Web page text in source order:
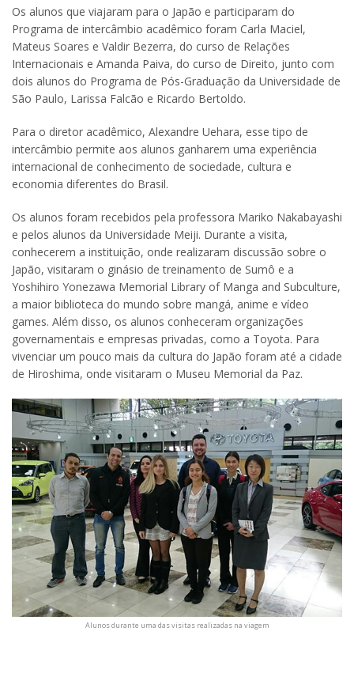
Os alunos que viajaram para o Japão e participaram do
Programa de intercâmbio acadêmico foram Carla Maciel,
Mateus Soares e Valdir Bezerra, do curso de Relações
Internacionais e Amanda Paiva, do curso de Direito, junto com
dois alunos do Programa de Pós-Graduação da Universidade de
São Paulo, Larissa Falcão e Ricardo Bertoldo.
Para o diretor acadêmico, Alexandre Uehara, esse tipo de
intercâmbio permite aos alunos ganharem uma experiência
internacional de conhecimento de sociedade, cultura e
economia diferentes do Brasil.
Os alunos foram recebidos pela professora Mariko Nakabayashi
e pelos alunos da Universidade Meiji. Durante a visita,
conhecerem a instituição, onde realizaram discussão sobre o
Japão, visitaram o ginásio de treinamento de Sumô e a
Yoshihiro Yonezawa Memorial Library of Manga and Subculture,
a maior biblioteca do mundo sobre mangá, anime e vídeo
games. Além disso, os alunos conheceram organizações
governamentais e empresas privadas, como a Toyota. Para
vivenciar um pouco mais da cultura do Japão foram até a cidade
de Hiroshima, onde visitaram o Museu Memorial da Paz.
Alunos durante uma das visitas realizadas na viagem